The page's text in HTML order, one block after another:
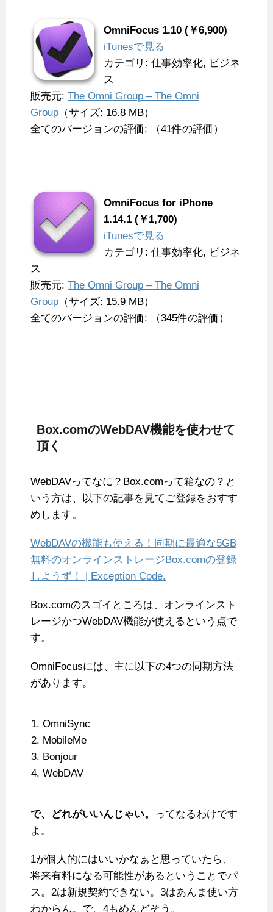
OmniFocus 1.10 (￥6,900)
iTunesで見る
カテゴリ: 仕事効率化, ビジネ
ス
販売元: The Omni Group – The Omni
Group （サイズ: 16.8 MB）
全てのバージョンの評価: （41件の評価）
OmniFocus for iPhone
1.14.1 (￥1,700)
iTunesで見る
カテゴリ: 仕事効率化, ビジネ
ス
販売元: The Omni Group – The Omni
Group （サイズ: 15.9 MB）
全てのバージョンの評価: （345件の評価）
Box.comのWebDAV機能を使わせて
頂く
WebDAVってなに？Box.comって箱なの？と
いう方は、以下の記事を見てご登録をおすす
めします。
WebDAVの機能も使える！同期に最適な5GB
無料のオンラインストレージBox.comの登録
しようず！ | Exception Code.
Box.comのスゴイところは、オンラインスト
レージかつWebDAV機能が使えるという点で
す。
OmniFocusには、主に以下の4つの同期方法
があります。
OmniSync
MobileMe
Bonjour
WebDAV
で、どれがいいんじゃい。
ってなるわけです
よ。
1が個人的にはいいかなぁと思っていたら、
将来有料になる可能性があるということでパ
ス。2は新規契約できない。3はあんま使い方
わからん。で、4もめんどそう。